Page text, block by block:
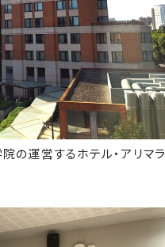
の運営するホテル・アリマラ